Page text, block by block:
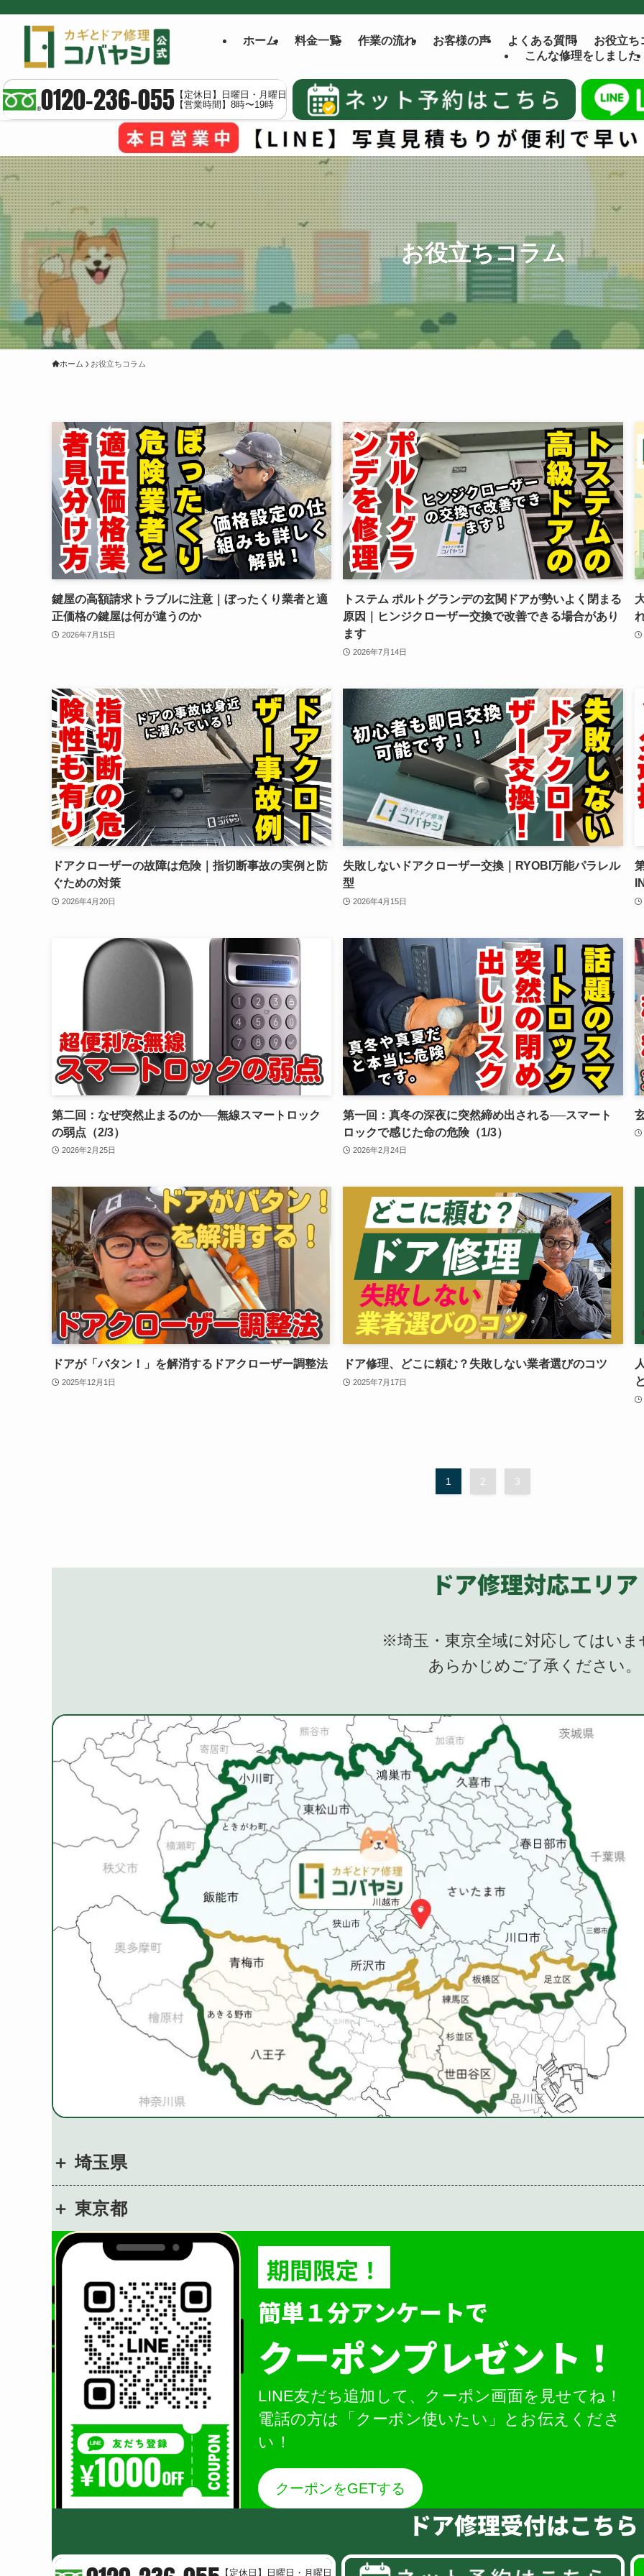
ホーム 料金一覧 作業の流れ お客様の声 よくある質問
お役立ち
こんな修理をしました
0120-236-055 【定休日】日曜日・月曜日
【営業時間】8時〜19時
お役立ちコラム
ホーム お役立ちコラム
鍵屋の高額請求トラブルに注意｜ぼったくり業者と適
正価格の鍵屋は何が違うのか
2026年7月15日
トステム ポルトグランデの玄関ドアが勢いよく閉まる
原因｜ヒンジクローザー交換で改善できる場合があり
ます
2026年7月14日
ドアクローザーの故障は危険｜指切断事故の実例と防
ぐための対策
2026年4月20日
失敗しないドアクローザー交換｜RYOBI万能パラレル
型
2026年4月15日
第二回：なぜ突然止まるのか──無線スマートロック
の弱点（2/3）
2026年2月25日
第一回：真冬の深夜に突然締め出される──スマート
ロックで感じた命の危険（1/3）
2026年2月24日
ドアが「バタン！」を解消するドアクローザー調整法
2025年12月1日
ドア修理、どこに頼む？失敗しない業者選びのコツ
2025年7月17日
1 2 3
ドア修理対応エリア
※埼玉・東京全域に対応してはいま
あらかじめご了承ください。
埼玉県
東京都
期間限定！
簡単１分アンケートで
クーポンプレゼント！
LINE友だち追加して、クーポン画面を見せてね！
電話の方は「クーポン使いたい」とお伝えくださ
い！
クーポンをGETする
ドア修理受付はこち
【定休日】日曜日・月曜日